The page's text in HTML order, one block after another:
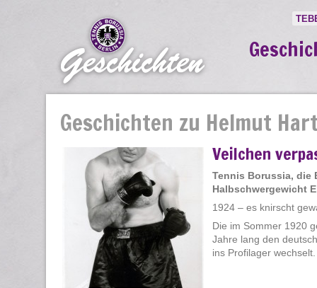
Geschichten zu Helmut
Veilchen
Tennis Borussia, die
Halbschwergewicht
1924 – es knirscht
Die im Sommer 1920
Jahre lang den
ins Profilager